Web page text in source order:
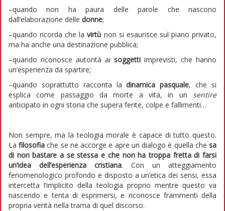
–quando non ha paura delle parole che nascono
dall’elaborazione delle donne;
–quando ricorda che lavirtù non si esaurisce sul piano privato,
ma ha anche una destinazione pubblica;
–quando riconosce autorità ai soggetti imprevisti, che hanno
un’esperienza da spartire;
–quando soprattutto racconta ladinamica pasquale, che si
esplica come passaggio da morte a vita, in un sentire
anticipato in ogni storia che supera ferite, colpe e fallimenti…
Non sempre, ma la teologia morale è capace di tutto questo.
Lafilosofia che se ne accorge e apre un dialogo è quella chesa
di non bastare a se stessa e che non ha troppa fretta di farsi
un’idea dell’esperienza cristiana. Con un atteggiamento
fenomenologico profondo e disposto a un’etica dei sensi, essa
intercetta l’implicito della teologia proprio mentre questo va
nascendo e tenta di esprimersi, e riconosce frammenti della
propria verità nella trama di quel discorso.